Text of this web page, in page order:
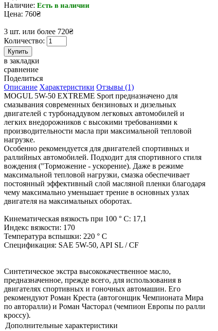
Наличие: Есть в наличии
Цена: 760₴
3 шт. или более 720₴
Количество:
в закладки
сравнение
Поделиться
Описание Характеристики Отзывы (1)
MOGUL 5W-50 EXTREME Sport предназначено для
смазывания современных бензиновых и дизельных
двигателей с турбонаддувом легковых автомобилей и
легких внедорожников с высокими требованиями к
производительности масла при максимальной тепловой
нагрузке.
Особенно рекомендуется для двигателей спортивных и
раллийных автомобилей. Подходит для спортивного стиля
вождения ("Торможение - ускорение). Даже в режиме
максимальной тепловой нагрузки, смазка обеспечивает
постоянный эффективный слой масляной пленки благодаря
чему максимально уменьшает трение в основных узлах
двигателя на максимальных оборотах.
Кинематическая вязкость при 100 ° С: 17,1
Индекс вязкости: 170
Температура вспышки: 220 ° C
Спецификация: SAE 5W-50, API SL / CF
Синтетическое экстра высококачественное масло,
предназначенное, прежде всего, для использования в
двигателях спортивных и гоночных автомашин. Его
рекомендуют Роман Креста (автогонщик Чемпионата Мира
по авторалли) и Роман Часторал (чемпион Европы по ралли
кроссу).
Дополнительные характеристики